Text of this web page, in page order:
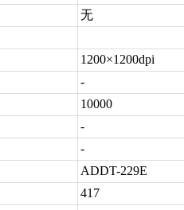
无
1200×1200dpi
-
10000
-
-
ADDT-229E
417